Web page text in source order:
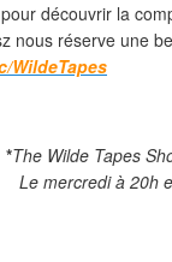
découvrir la
nous réserve une
WildeTapes
*The Wilde Tapes
à 20h et